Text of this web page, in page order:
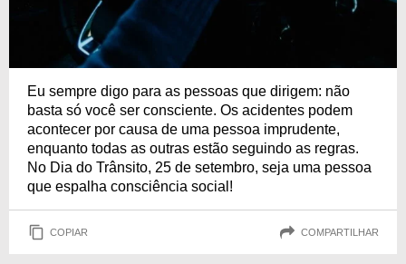
Eu sempre digo para as pessoas que dirigem: não
basta só você ser consciente. Os acidentes podem
acontecer por causa de uma pessoa imprudente,
enquanto todas as outras estão seguindo as regras.
No Dia do Trânsito, 25 de setembro, seja uma pessoa
que espalha consciência social!
COPIAR COMPARTILHAR